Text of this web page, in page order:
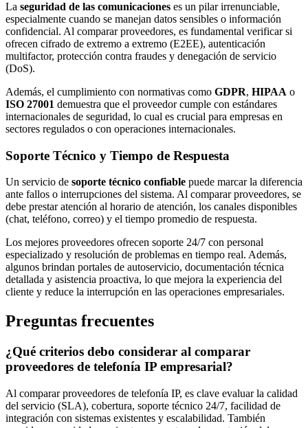
La seguridad de las comunicaciones es un pilar irrenunciable,
especialmente cuando se manejan datos sensibles o información
confidencial. Al comparar proveedores, es fundamental verificar si
ofrecen cifrado de extremo a extremo (E2EE), autenticación
multifactor, protección contra fraudes y denegación de servicio
(DoS).
Además, el cumplimiento con normativas como GDPR, HIPAA o
ISO 27001 demuestra que el proveedor cumple con estándares
internacionales de seguridad, lo cual es crucial para empresas en
sectores regulados o con operaciones internacionales.
Soporte Técnico y Tiempo de Respuesta
Un servicio de soporte técnico confiable puede marcar la diferencia
ante fallos o interrupciones del sistema. Al comparar proveedores, se
debe prestar atención al horario de atención, los canales disponibles
(chat, teléfono, correo) y el tiempo promedio de respuesta.
Los mejores proveedores ofrecen soporte 24/7 con personal
especializado y resolución de problemas en tiempo real. Además,
algunos brindan portales de autoservicio, documentación técnica
detallada y asistencia proactiva, lo que mejora la experiencia del
cliente y reduce la interrupción en las operaciones empresariales.
Preguntas frecuentes
¿Qué criterios debo considerar al comparar
proveedores de telefonía IP empresarial?
Al comparar proveedores de telefonía IP, es clave evaluar la calidad
del servicio (SLA), cobertura, soporte técnico 24/7, facilidad de
integración con sistemas existentes y escalabilidad. También